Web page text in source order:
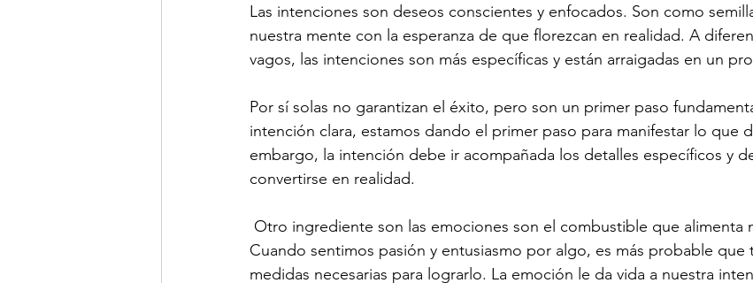
Las intenciones son deseos conscientes y enfocados. Son como
nuestra mente con la esperanza de que florezcan en realidad. A
vagos, las intenciones son más específicas y están arraigadas en un
Por sí solas no garantizan el éxito, pero son un primer paso
intención clara, estamos dando el primer paso para manifestar lo que
embargo, la intención debe ir acompañada los detalles específicos y
convertirse en realidad.
Otro ingrediente son las emociones son el combustible que alimenta
Cuando sentimos pasión y entusiasmo por algo, es más probable que
medidas necesarias para lograrlo. La emoción le da vida a nuestra